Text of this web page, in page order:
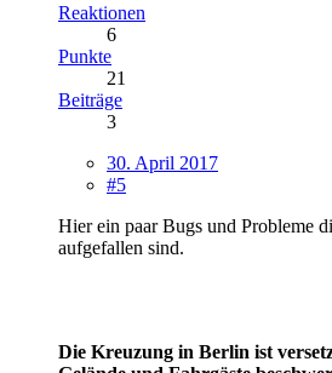
Reaktionen
6
Punkte
21
Beiträge
3
30. April 2017
#5
Hier ein paar Bugs und Probleme
aufgefallen sind.
Die Kreuzung in Berlin ist